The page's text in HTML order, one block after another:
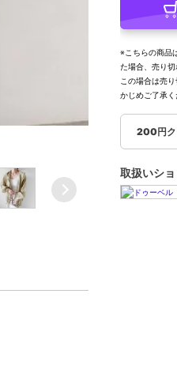
※こちらの商品
た場合、売り切
この場合は売
かじめご了承く
200円ク
取扱いシ